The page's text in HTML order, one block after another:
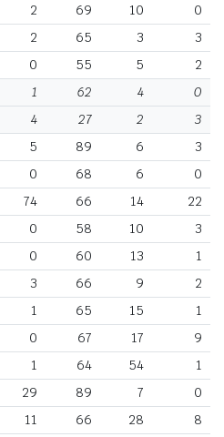
2 69 10
0
2 65 3
3
0 55 5
2
1 62 4
0
4 27 2
3
5 89 6
3
0 68 6
0
74 66 14
22
0 58 10
3
0 60 13
1
3 66 9
2
1 65 15
1
0 67 17
9
1 64 54
1
29 89 7
0
11 66 28
8